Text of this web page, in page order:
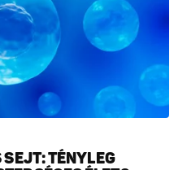
TÉNYLEG